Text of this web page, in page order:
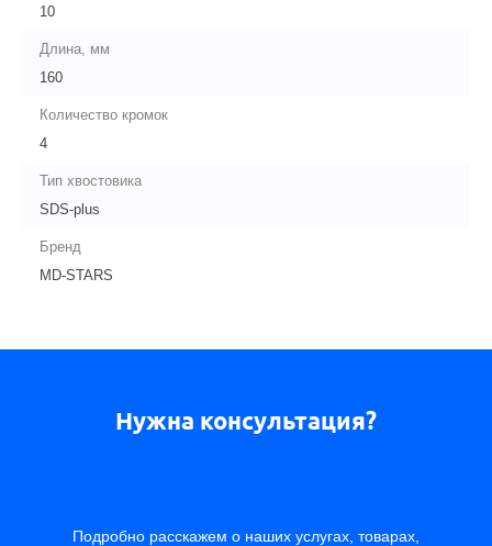
10
Длина, мм
160
Количество кромок
4
Тип хвостовика
SDS-plus
Бренд
MD-STARS
Нужна консультация?
Подробно расскажем о наших услугах, товарах,